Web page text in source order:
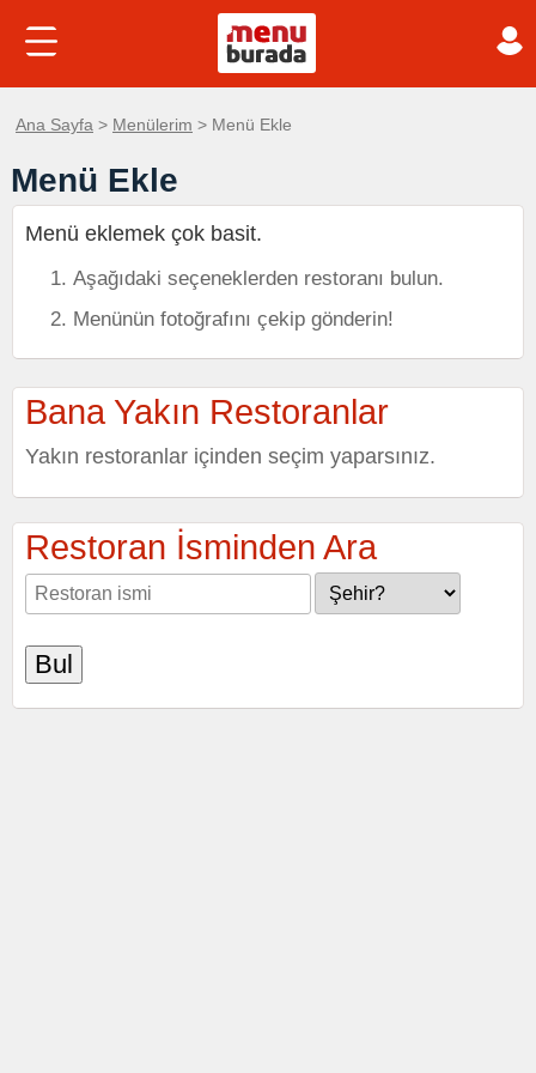
Ana Sayfa > Menülerim > Menü Ekle
Menü Ekle
Menü eklemek çok basit.
Aşağıdaki seçeneklerden restoranı bulun.
Menünün fotoğrafını çekip gönderin!
Bana Yakın Restoranlar
Yakın restoranlar içinden seçim yaparsınız.
Restoran İsminden Ara